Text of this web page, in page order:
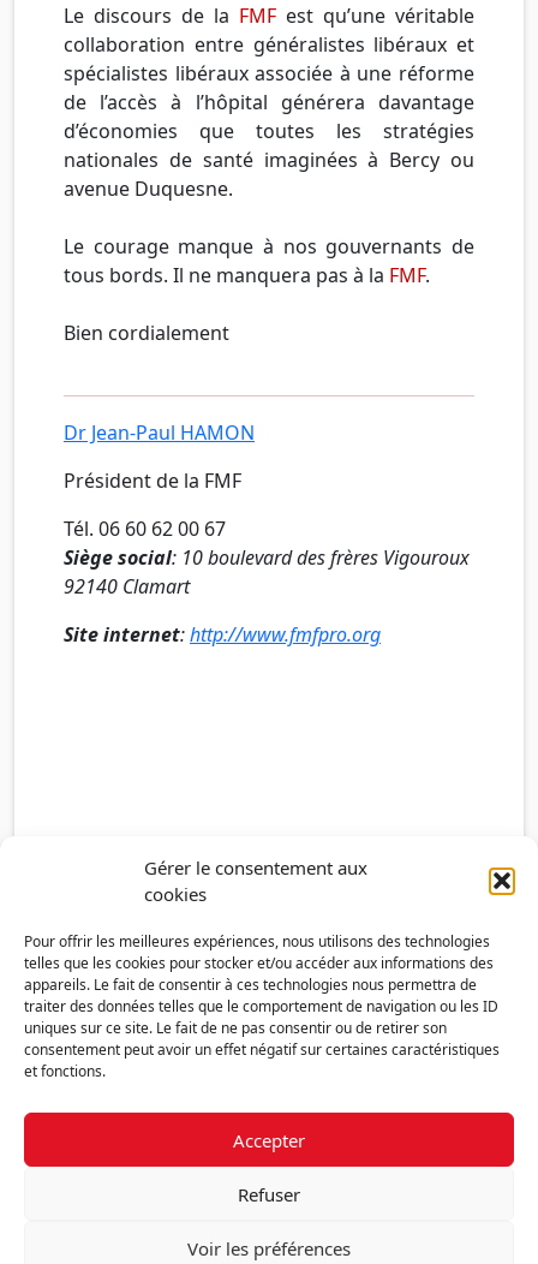
Gérer le consentement aux
cookies
Pour offrir les meilleures expériences, nous utilisons des technologies
telles que les cookies pour stocker et/ou accéder aux informations des
appareils. Le fait de consentir à ces technologies nous permettra de
traiter des données telles que le comportement de navigation ou les ID
uniques sur ce site. Le fait de ne pas consentir ou de retirer son
consentement peut avoir un effet négatif sur certaines caractéristiques
et fonctions.
Accepter
Refuser
Voir les préférences
Le discours de la FMF est qu’une véritable
collaboration entre généralistes libéraux et
spécialistes libéraux associée à une réforme
de l’accès à l’hôpital générera davantage
d’économies que toutes les stratégies
nationales de santé imaginées à Bercy ou
avenue Duquesne.
Le courage manque à nos gouvernants de
tous bords. Il ne manquera pas à la FMF.
Bien cordialement
Dr Jean-Paul HAMON
Président de la FMF
Tél. 06 60 62 00 67
Siège social: 10 boulevard des frères Vigouroux
92140 Clamart
Site internet:http://www.fmfpro.org
Politique de confidentialité
RGPD
Nous contacter